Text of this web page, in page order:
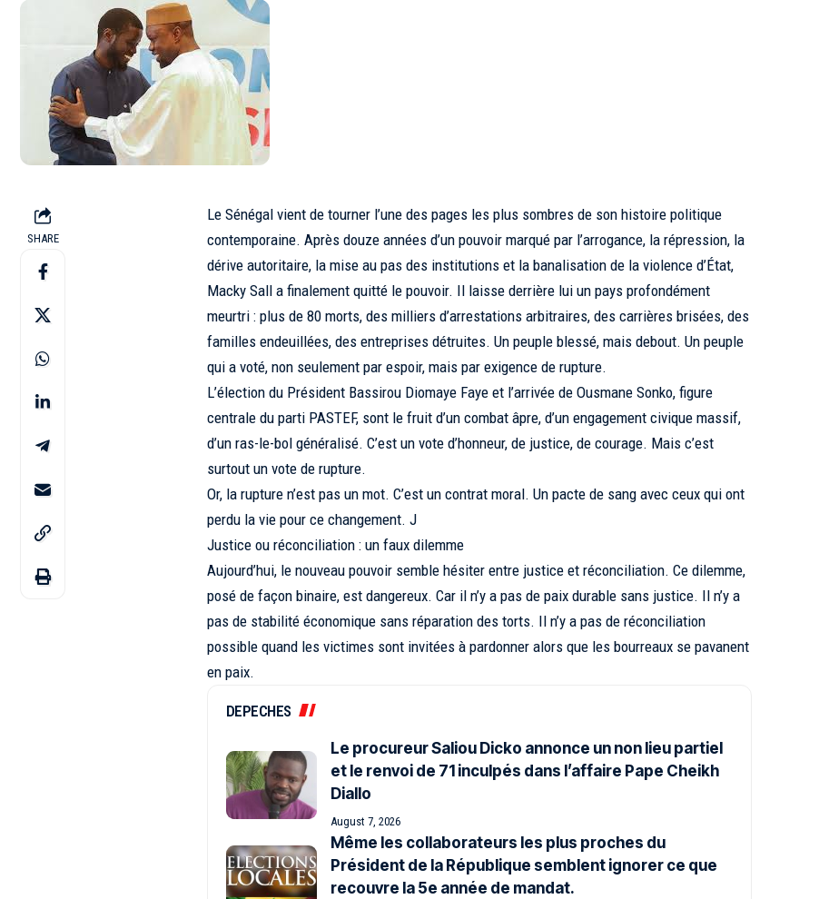
SHARE
Le Sénégal vient de tourner l’une des pages les plus sombres de son histoire politique
contemporaine. Après douze années d’un pouvoir marqué par l’arrogance, la répression, la
dérive autoritaire, la mise au pas des institutions et la banalisation de la violence d’État,
Macky Sall a finalement quitté le pouvoir. Il laisse derrière lui un pays profondément
meurtri : plus de 80 morts, des milliers d’arrestations arbitraires, des carrières brisées, des
familles endeuillées, des entreprises détruites. Un peuple blessé, mais debout. Un peuple
qui a voté, non seulement par espoir, mais par exigence de rupture.
L’élection du Président Bassirou Diomaye Faye et l’arrivée de Ousmane Sonko, figure
centrale du parti PASTEF, sont le fruit d’un combat âpre, d’un engagement civique massif,
d’un ras-le-bol généralisé. C’est un vote d’honneur, de justice, de courage. Mais c’est
surtout un vote de rupture.
Or, la rupture n’est pas un mot. C’est un contrat moral. Un pacte de sang avec ceux qui ont
perdu la vie pour ce changement. J
Justice ou réconciliation : un faux dilemme
Aujourd’hui, le nouveau pouvoir semble hésiter entre justice et réconciliation. Ce dilemme,
posé de façon binaire, est dangereux. Car il n’y a pas de paix durable sans justice. Il n’y a
pas de stabilité économique sans réparation des torts. Il n’y a pas de réconciliation
possible quand les victimes sont invitées à pardonner alors que les bourreaux se pavanent
en paix.
DEPECHES
Le procureur Saliou Dicko annonce un non lieu partiel
et le renvoi de 71 inculpés dans l’affaire Pape Cheikh
Diallo
August 7, 2026
Même les collaborateurs les plus proches du
Président de la République semblent ignorer ce que
recouvre la 5e année de mandat.